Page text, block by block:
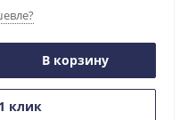
В корзину
клик